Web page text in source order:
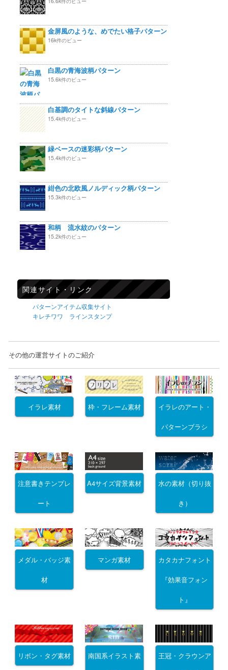
金屏風のような、めでたい格子パターン
16k件のビュー
白黒の青海波柄パターン
15.6k件のビュー
白基調のタイトな斜線パターン
15.4k件のビュー
緑ベースの迷彩柄パターン
15.4k件のビュー
紺色の北欧風ノルディック柄パターン
15.3k件のビュー
和柄 流水紋のパターン
15.2k件のビュー
関連サイト・リンク
パターンアイテム収集サイト
キレチワワ ラインスタンプ
その他の運営サイトのご紹介
イラレ素材 枠・フレーム素材 イラレのアート・
パターンブラシ
注意書きテンプレ
ート
A4サイズ背景素材 水の素材（切り抜
き）
メダル・バッジ素
材
マンガ素材 カタカナフォント
『効果音フォン
ト』
リボン・タグ素材 南国系イラスト素 王冠・クラウンア